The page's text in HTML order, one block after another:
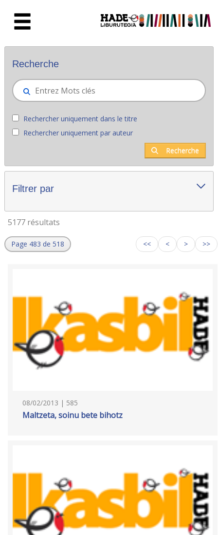
Nouveaux livres - Liburutegia
Recherche
Rechercher uniquement dans le titre
Rechercher uniquement par auteur
Recherche
Filtrer par
5177 résultats
Page 483 de 518 << < > >>
08/02/2013 | 585
Maltzeta, soinu bete bihotz